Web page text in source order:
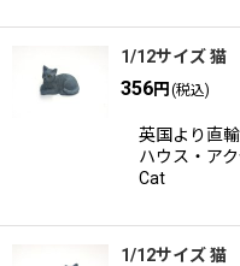
1/12サイズ 猫
356円 (税込)
英国より直
ハウス・ア
Cat
1/12サイズ 猫